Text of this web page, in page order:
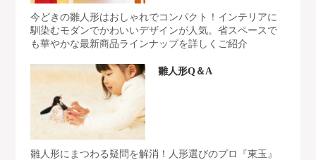
今どきの雛人形はおしゃれでコンパクト！インテリアに
馴染むモダンでかわいいデザインが人気。省スペースで
も華やかな最新商品ラインナップを詳しくご紹介
雛人形Q＆A
雛人形にまつわる疑問を解消！人形選びのプロ『東玉』